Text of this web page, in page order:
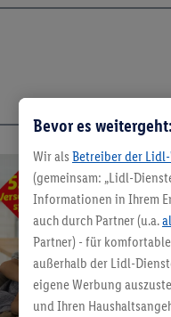
Bevor es
Wir als Betreiber der
(gemeinsam: „Lidl-
Informationen in Ihrem
auch durch Partner (u.a.
Partner) - für
außerhalb der Lidl-
eigene Werbung
und Ihren